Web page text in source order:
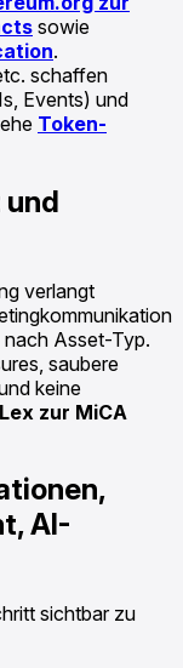
sowie
.
schaffen
Events) und
Token-
und
verlangt
Asset-Typ.
saubere
keine
zur MiCA
AI-
sichtbar zu